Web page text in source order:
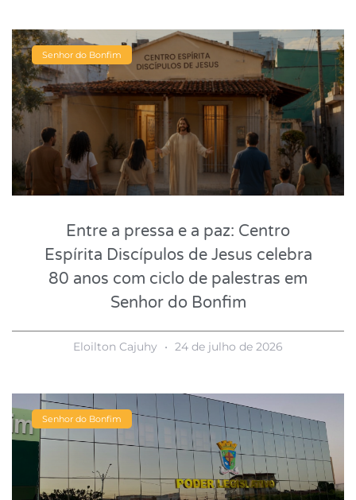
Senhor do Bonfim
Entre a pressa e a paz: Centro
Espírita Discípulos de Jesus celebra
80 anos com ciclo de palestras em
Senhor do Bonfim
Eloilton Cajuhy 24 de julho de 2026
Senhor do Bonfim